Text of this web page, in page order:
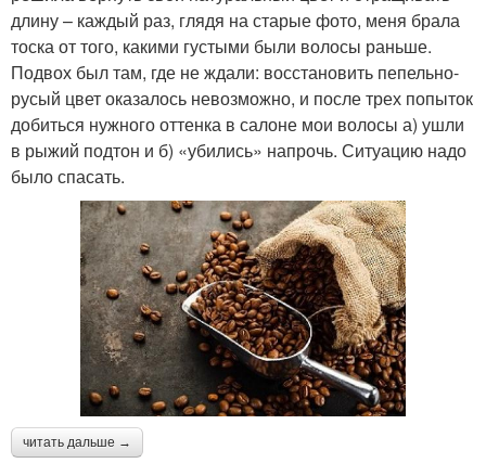
длину – каждый раз, глядя на старые фото, меня брала
тоска от того, какими густыми были волосы раньше.
Подвох был там, где не ждали: восстановить пепельно-
русый цвет оказалось невозможно, и после трех попыток
добиться нужного оттенка в салоне мои волосы а) ушли
в рыжий подтон и б) «убились» напрочь. Ситуацию надо
было спасать.
читать дальше →